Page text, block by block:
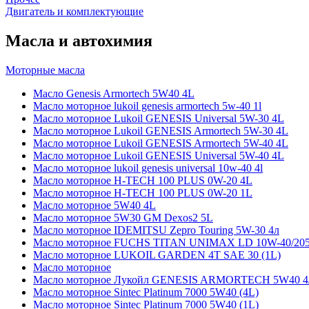
Двигатель и комплектующие
Масла и автохимия
Моторные масла
Масло Genesis Armortech 5W40 4L
Масло моторное lukoil genesis armortech 5w-40 1l
Масло моторное Lukoil GENESIS Universal 5W-30 4L
Масло моторное Lukoil GENESIS Armortech 5W-30 4L
Масло моторное Lukoil GENESIS Armortech 5W-40 4L
Масло моторное Lukoil GENESIS Universal 5W-40 4L
Масло моторное lukoil genesis universal 10w-40 4l
Масло моторное H-TECH 100 PLUS 0W-20 4L
Масло моторное H-TECH 100 PLUS 0W-20 1L
Масло моторное 5W40 4L
Масло моторное 5W30 GM Dexos2 5L
Масло моторное IDEMITSU Zepro Touring 5W-30 4л
Масло моторное FUCHS TITAN UNIMAX LD 10W-40/
Масло моторное LUKOIL GARDEN 4Т SAE 30 (1L)
Масло моторное
Масло моторное Лукойл GENESIS ARMORTECH 5W40
Масло моторное Sintec Platinum 7000 5W40 (4L)
Масло моторное Sintec Platinum 7000 5W40 (1L)